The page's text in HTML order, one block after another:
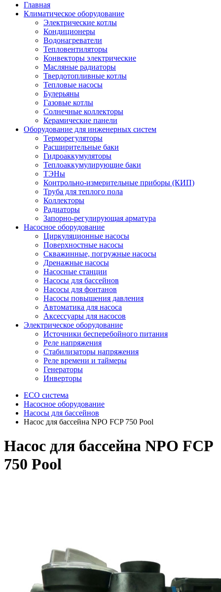
Главная
Климатическое оборудование
Электрические котлы
Кондиционеры
Водонагреватели
Тепловентиляторы
Конвекторы электрические
Масляные радиаторы
Твердотопливные котлы
Тепловые насосы
Булерьяны
Газовые котлы
Солнечные коллекторы
Керамические панели
Оборудование для инженерных систем
Терморегуляторы
Расширительные баки
Гидроаккумуляторы
Теплоаккумулирующие баки
ТЭНы
Контрольно-измерительные приборы (КИП)
Труба для теплого пола
Коллекторы
Радиаторы
Запорно-регулирующая арматура
Насосное оборудование
Циркуляционные насосы
Поверхностные насосы
Скважинные, погружные насосы
Дренажные насосы
Насосные станции
Насосы для бассейнов
Насосы для фонтанов
Насосы повышения давления
Автоматика для насоса
Аксессуары для насосов
Электрическое оборудование
Источники бесперебойного питания
Реле напряжения
Стабилизаторы напряжения
Реле времени и таймеры
Генераторы
Инверторы
ECO система
Насосное оборудование
Насосы для бассейнов
Насос для бассейна NPO FCP 750 Pool
Насос для бассейна NPO FCP
750 Pool